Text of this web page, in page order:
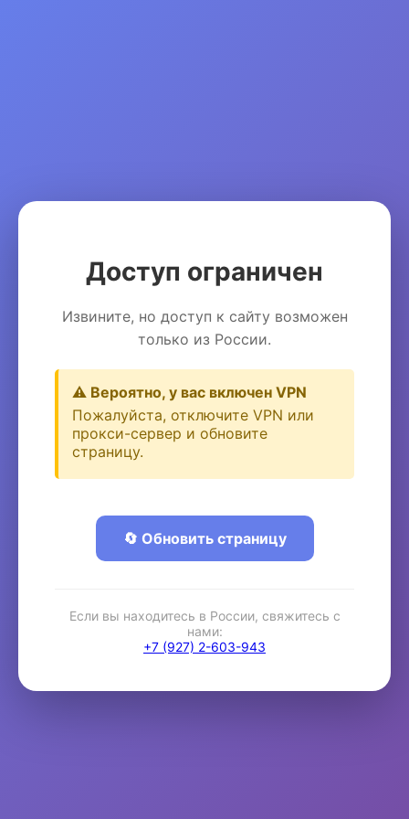
Доступ ограничен
Извините, но доступ к сайту возможен
только из России.
⚠️ Вероятно, у вас включен VPN
Пожалуйста, отключите VPN или
прокси-сервер и обновите
страницу.
🔄 Обновить страницу
Если вы находитесь в России, свяжитесь с
нами:
+7 (927) 2-603-943